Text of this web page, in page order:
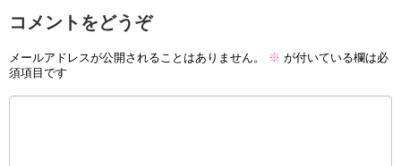
コメントをどうぞ
メールアドレスが公開されることはありません。 ※ が付いている欄は必
須項目です